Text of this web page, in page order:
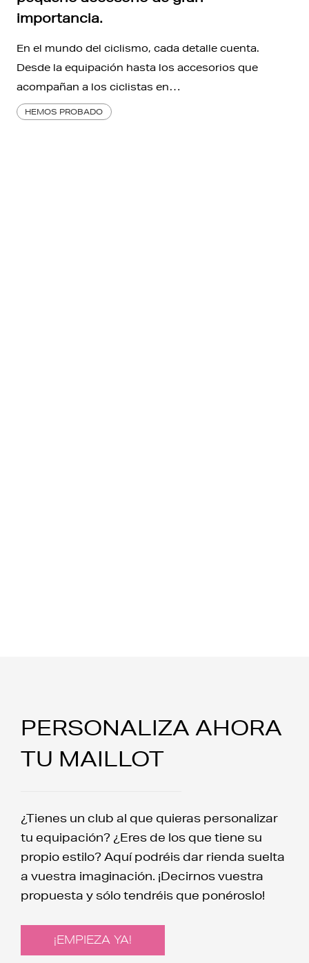
importancia.
En el mundo del ciclismo, cada detalle cuenta.
Desde la equipación hasta los accesorios que
acompañan a los ciclistas en…
HEMOS PROBADO
PERSONALIZA AHORA
TU MAILLOT
¿Tienes un club al que quieras personalizar
tu equipación? ¿Eres de los que tiene su
propio estilo? Aquí podréis dar rienda suelta
a vuestra imaginación. ¡Decirnos vuestra
propuesta y sólo tendréis que ponéroslo!
¡EMPIEZA YA!